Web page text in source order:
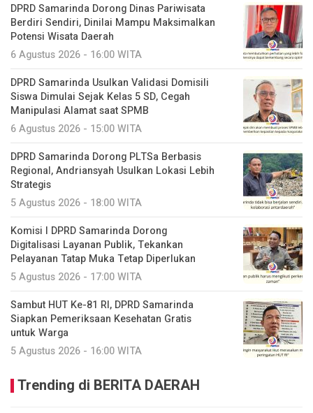
DPRD Samarinda Dorong Dinas Pariwisata
Berdiri Sendiri, Dinilai Mampu Maksimalkan
Potensi Wisata Daerah
6 Agustus 2026 - 16:00 WITA
DPRD Samarinda Usulkan Validasi Domisili
Siswa Dimulai Sejak Kelas 5 SD, Cegah
Manipulasi Alamat saat SPMB
6 Agustus 2026 - 15:00 WITA
DPRD Samarinda Dorong PLTSa Berbasis
Regional, Andriansyah Usulkan Lokasi Lebih
Strategis
5 Agustus 2026 - 18:00 WITA
Komisi I DPRD Samarinda Dorong
Digitalisasi Layanan Publik, Tekankan
Pelayanan Tatap Muka Tetap Diperlukan
5 Agustus 2026 - 17:00 WITA
Sambut HUT Ke-81 RI, DPRD Samarinda
Siapkan Pemeriksaan Kesehatan Gratis
untuk Warga
5 Agustus 2026 - 16:00 WITA
Trending di BERITA DAERAH